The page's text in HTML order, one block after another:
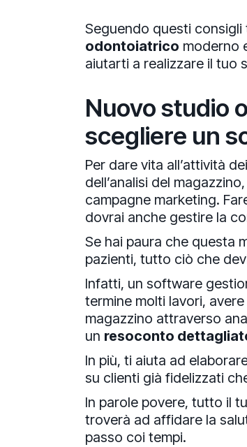
Seguendo questi consigli
odontoiatrico moderno
aiutarti a realizzare il tuo
Nuovo studio
scegliere un
Per dare vita all’attività
dell’analisi del
campagne marketing.
dovrai anche gestire la
Se hai paura che questa
pazienti, tutto ciò che
Infatti, un software
termine molti lavori,
magazzino attraverso
un resoconto
In più, ti aiuta ad
su clienti già fidelizzati
In parole povere, tutto il
troverà ad affidare la
passo coi tempi.